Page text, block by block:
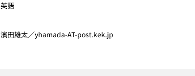
英語
濱田雄太／yhamada-AT-post.kek.jp